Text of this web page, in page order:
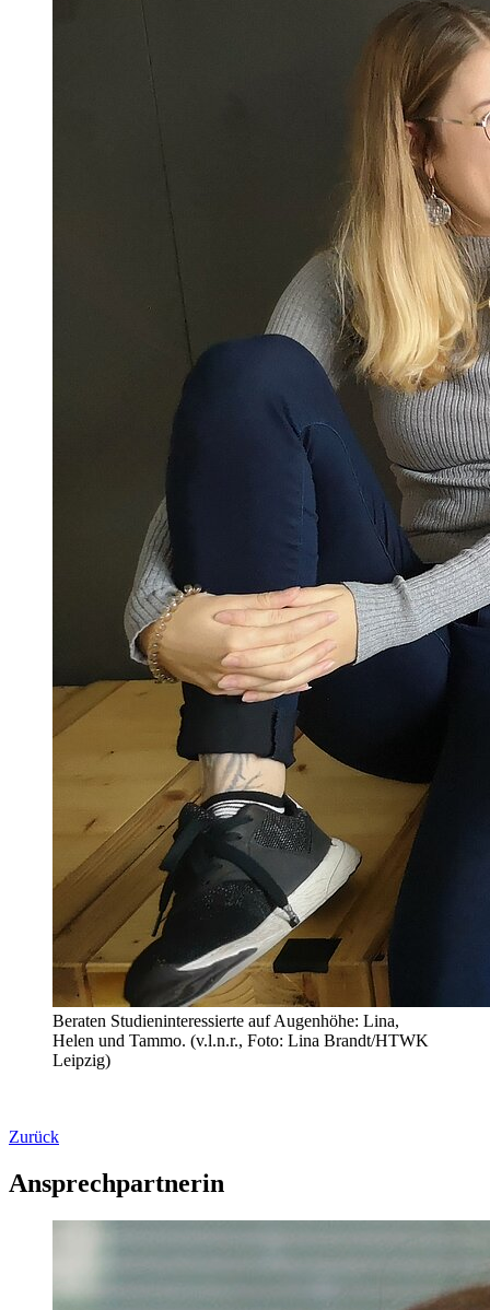
Beraten Studieninteressierte auf Augenhöhe: Lina,
Helen und Tammo. (v.l.n.r., Foto: Lina Brandt/HTWK
Leipzig)
Zurück
Ansprechpartnerin